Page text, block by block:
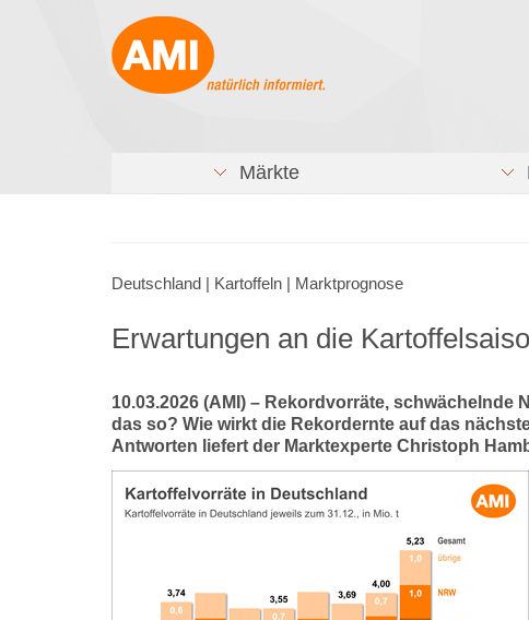
Märkte
Deutschland | Kartoffeln | Marktprognose
Erwartungen an die
10.03.2026 (AMI) – Rekordvorräte,
das so? Wie wirkt die Rekordernte auf das
Antworten liefert der Marktexperte Christoph